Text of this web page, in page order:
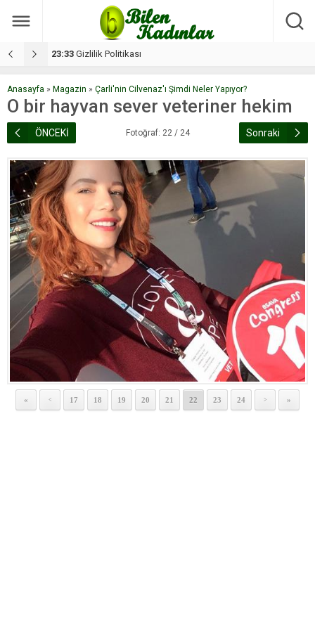
17:08 Dilan, düğününe 5 gün kala hayatını kaybetti
Anasayfa » Magazin » Çarli'nin Cilvenaz'ı Şimdi Neler Yapıyor?
O bir hayvan sever veteriner hekim
ÖNCEKİ Fotoğraf: 22 / 24 Sonraki
« < 17 18 19 20 21 22 23 24 > »